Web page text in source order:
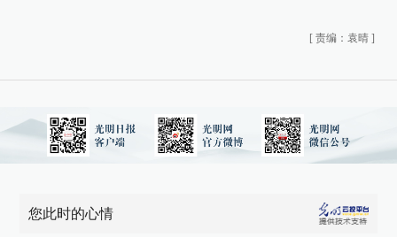
[ 责编：袁晴 ]
您此时的心情